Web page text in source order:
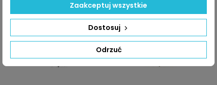
Odrzuć
Dostosuj
Zaakceptuj wszystkie